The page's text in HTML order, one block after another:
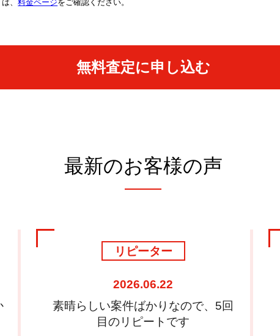
は、料金ページをご確認ください。
無料査定に申し込む
最新のお客様の声
売り手
2025.11.17
面談もサポートやフォローのおかげ
で、不安に感じることはありません